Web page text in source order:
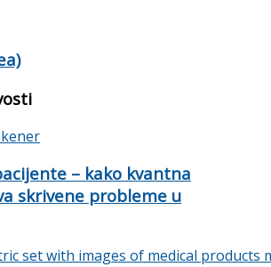
– kako kvantna
skrivene probleme u